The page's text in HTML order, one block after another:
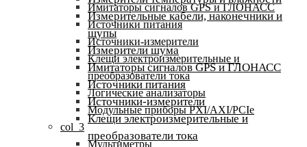
Имитаторы сигналов GPS и ГЛОНАСС
Источники питания
Источники-измерители
Клещи электроизмерительные и
преобразователи тока
Логические анализаторы
Модульные приборы PXI/AXI/PCIe
col_3
Мультиметры
Измерительные кабели, наконечники и
щупы
Измерители шума
Имитаторы сигналов GPS и ГЛОНАСС
Источники питания
Источники-измерители
Клещи электроизмерительные и
преобразователи тока